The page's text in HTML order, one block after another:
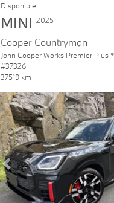
Disponible
MINI 2025
Cooper Countryman
John Cooper Works Premier Plus
#37326
37519 km
Previous